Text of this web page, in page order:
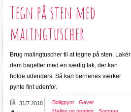
Tegn på sten med
malingtuscher
Brug malingtuscher til at tegne på sten. Lakér
dem bagefter med en særlig lak, der kan
holde udendørs. Så kan børnenes værker
pynte fint udenfor.
31/7 2018
Boligpynt
Gaver